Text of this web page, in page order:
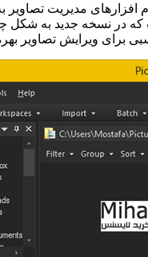
افزارهای مدیریت
در نسخه جدید به
برای ویرایش